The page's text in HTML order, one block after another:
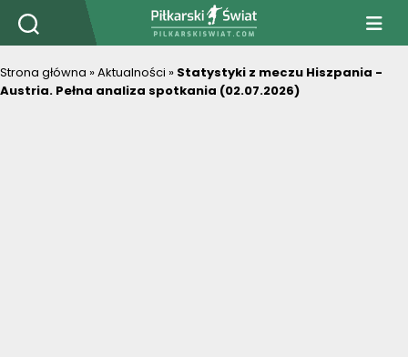
PiłkarskiSwiat.com
Strona główna »Aktualności » Statystyki z meczu Hiszpania -
Austria. Pełna analiza spotkania (02.07.2026)